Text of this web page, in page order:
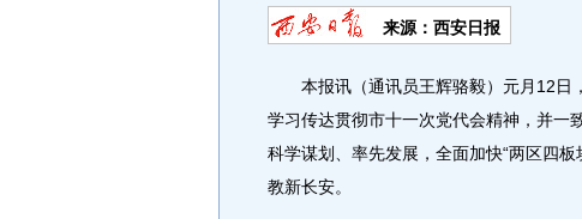
来源：西安日报
本报讯（通讯员王辉骆毅）元月12日
学习传达贯彻市十一次党代会精神，并一
科学谋划、率先发展，全面加快“两区四
教新长安。